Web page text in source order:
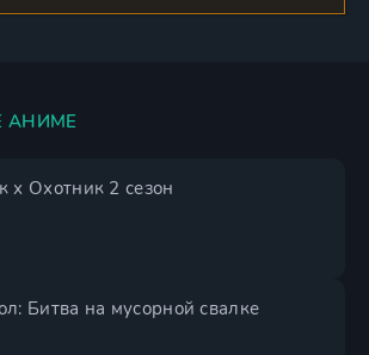
АНИМЕ
х Охотник 2 сезон
Битва на мусорной свалке